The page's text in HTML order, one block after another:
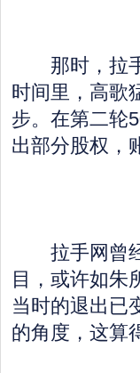
那时，拉手
时间里，高歌
步。在第二轮
出部分股权，
拉手网曾经
目，或许如朱
当时的退出已
的角度，这算